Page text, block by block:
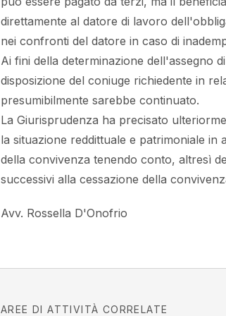
direttamente al datore di lavoro
nei confronti del datore in caso di
Ai fini della determinazione dell'assegno
disposizione del coniuge richiedente in
presumibilmente sarebbe continuato.
La Giurisprudenza ha precisato
la situazione reddittuale e patrimoniale in
della convivenza tenendo conto, altresì
successivi alla cessazione della
Avv. Rossella D'Onofrio
AREE DI ATTIVITÀ CORRELATE